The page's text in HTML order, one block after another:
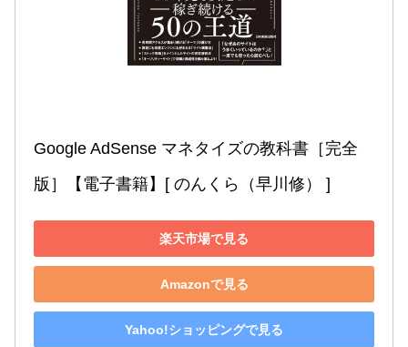
Google AdSense マネタイズの教科書［完全
版］【電子書籍】[ のんくら（早川修） ]
楽天市場で見る
Amazonで見る
Yahoo!ショッピングで見る